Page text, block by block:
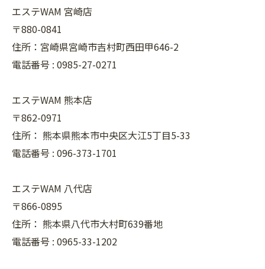
エステWAM 宮崎店
〒880-0841
住所：宮崎県宮崎市吉村町西田甲646-2
電話番号 : 0985-27-0271
エステWAM 熊本店
〒862-0971
住所： 熊本県熊本市中央区大江5丁目5-33
電話番号 : 096-373-1701
エステWAM 八代店
〒866-0895
住所： 熊本県八代市大村町639番地
電話番号 : 0965-33-1202